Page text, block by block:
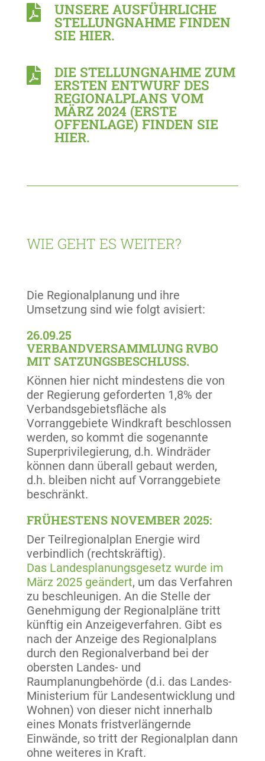
 UNSERE AUSFÜHRLICHE
STELLUNGNAHME FINDEN
SIE HIER.
 DIE STELLUNGNAHME ZUM
ERSTEN ENTWURF DES
REGIONALPLANS VOM
MÄRZ 2024 (ERSTE
OFFENLAGE) FINDEN SIE
HIER.
WIE GEHT ES WEITER?
Die Regionalplanung und ihre
Umsetzung sind wie folgt avisiert:
26.09.25
VERBANDVERSAMMLUNG RVBO
MIT SATZUNGSBESCHLUSS.
Können hier nicht mindestens die von
der Regierung geforderten 1,8% der
Verbandsgebietsfläche als
Vorranggebiete Windkraft beschlossen
werden, so kommt die sogenannte
Superprivilegierung, d.h. Windräder
können dann überall gebaut werden,
d.h. bleiben nicht auf Vorranggebiete
beschränkt.
FRÜHESTENS NOVEMBER 2025:
Der Teilregionalplan Energie wird
verbindlich (rechtskräftig).
Das Landesplanungsgesetz wurde im
März 2025 geändert, um das Verfahren
zu beschleunigen. An die Stelle der
Genehmigung der Regionalpläne tritt
künftig ein Anzeigeverfahren. Gibt es
nach der Anzeige des Regionalplans
durch den Regionalverband bei der
obersten Landes- und
Raumplanungbehörde (d.i. das Landes-
Ministerium für Landesentwicklung und
Wohnen) von dieser nicht innerhalb
eines Monats fristverlängernde
Einwände, so tritt der Regionalplan dann
ohne weiteres in Kraft.